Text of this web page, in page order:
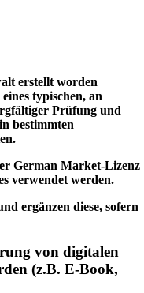
erstellt worden
typischen, an
Prüfung und
bestimmten
German Market-Lizenz
verwendet werden.
ergänzen diese, sofern
von digitalen
(z.B. E-Book,